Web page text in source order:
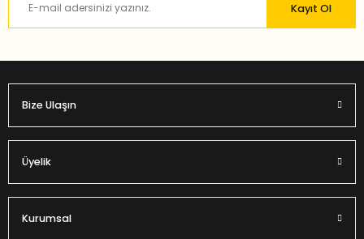
Kayıt Ol
Bize Ulaşın
Üyelik
Kurumsal